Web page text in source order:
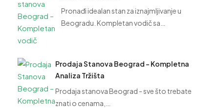
Pronađi idealan stan za iznajmljivanje u
Beogradu. Kompletan vodič sa…
Prodaja Stanova Beograd – Kompletna
Analiza Tržišta
Prodaja stanova Beograd - sve što trebate
znati o cenama,…